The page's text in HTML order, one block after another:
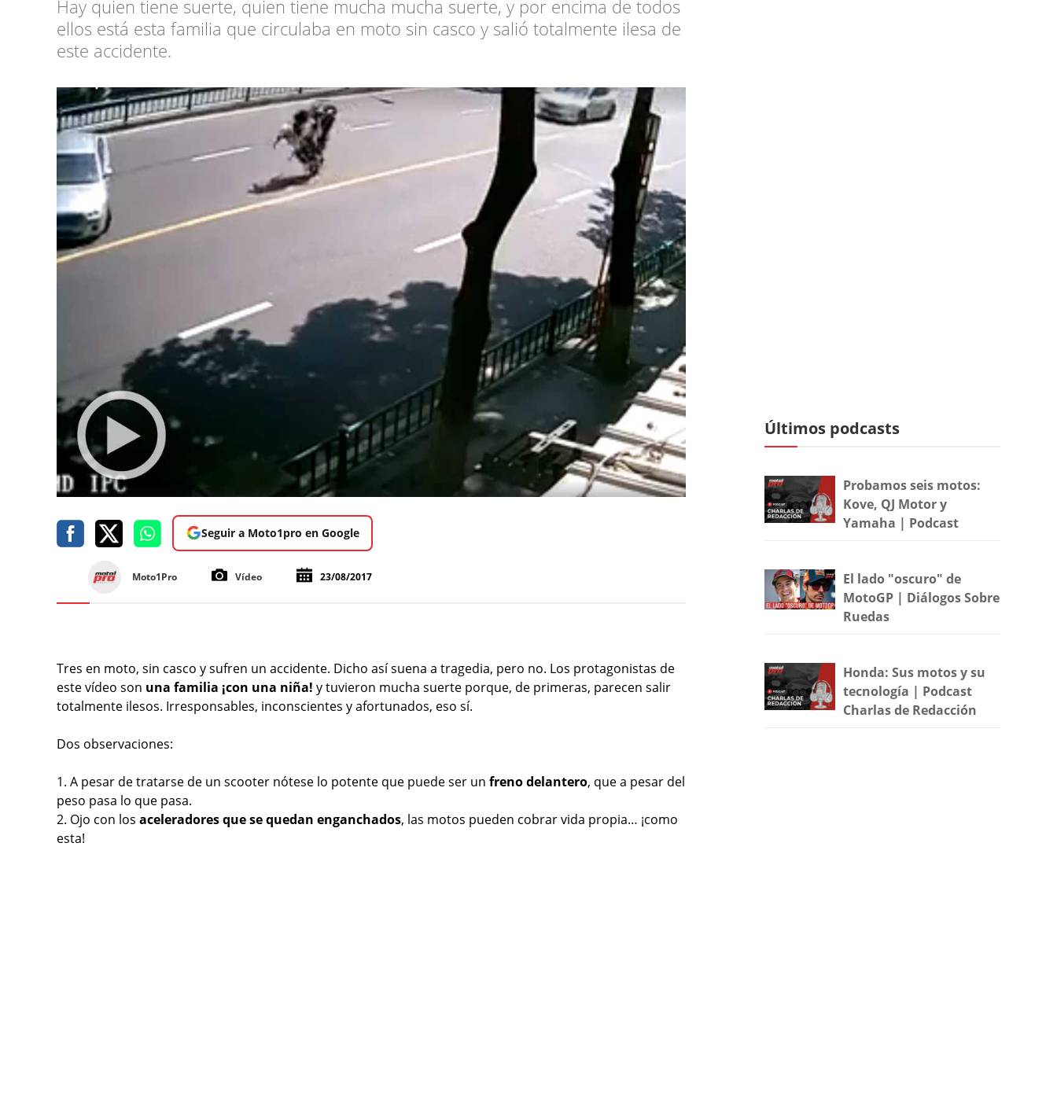
Hay quien tiene suerte, quien tiene mucha mucha suerte, y por encima de todos
ellos está esta familia que circulaba en moto sin casco y salió totalmente ilesa de
este accidente.
Seguir a Moto1pro en Google
Moto1Pro Vídeo 23/08/2017
Tres en moto, sin casco y sufren un accidente. Dicho así suena a tragedia, pero no. Los protagonistas de
este vídeo son una familia ¡con una niña! y tuvieron mucha suerte porque, de primeras, parecen salir
totalmente ilesos. Irresponsables, inconscientes y afortunados, eso sí.
Dos observaciones:
1. A pesar de tratarse de un scooter nótese lo potente que puede ser un freno delantero, que a pesar del
peso pasa lo que pasa.
2. Ojo con los aceleradores que se quedan enganchados, las motos pueden cobrar vida propia… ¡como
esta!
Últimos podcasts
Probamos seis motos:
Kove, QJ Motor y
Yamaha | Podcast
El lado "oscuro" de
MotoGP | Diálogos Sobre
Ruedas
Honda: Sus motos y su
tecnología | Podcast
Charlas de Redacción